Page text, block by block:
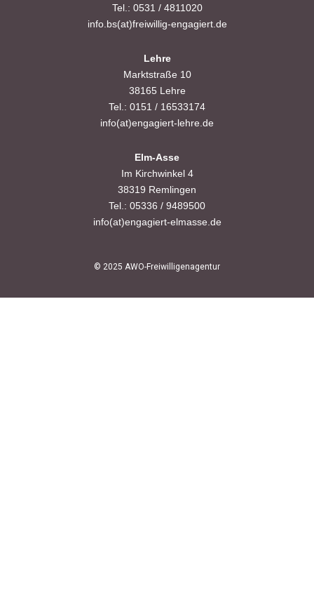
Tel.: 0531 / 4811020
info.bs(at)freiwillig-engagiert.de
Lehre
Marktstraße 10
38165 Lehre
Tel.: 0151 / 16533174
info(at)engagiert-lehre.de
Elm-Asse
Im Kirchwinkel 4
38319 Remlingen
Tel.: 05336 / 9489500
info(at)engagiert-elmasse.de
© 2025 AWO-Freiwilligenagentur